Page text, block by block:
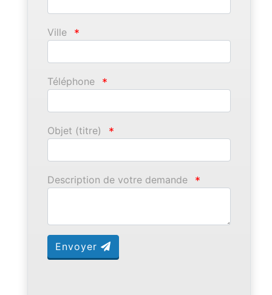
Ville *
Téléphone *
Objet (titre) *
Description de votre demande *
Envoyer